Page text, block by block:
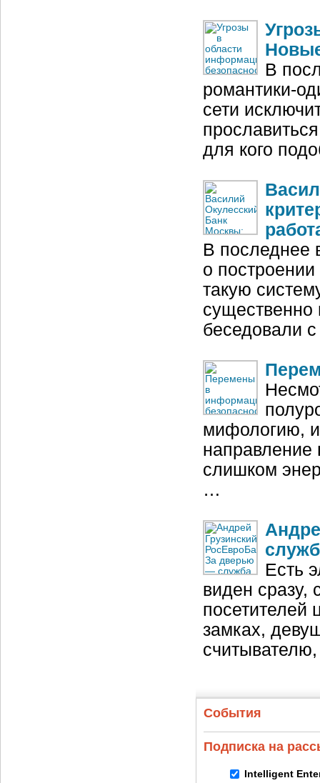
В
романтики-
сети
для кого
В последнее
о
такую
существенно
беседовали
мифологию,
направление
слишком
…
Есть
виден сразу,
посетителей
замках,
События
Подписка на
Intelligent